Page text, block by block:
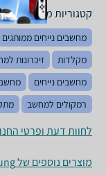
קטגוריות משלימות
מחשבים נייחים ממותגים
מקלדות
זיכרונות
מחשבים נייחים
רמקולים למחשב
לחוות דעת ופרטי
מוצרים נוספים של Samsung בזאפ